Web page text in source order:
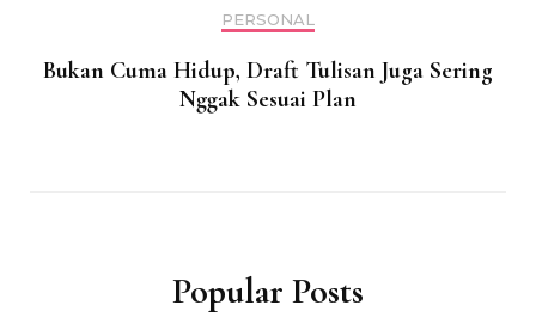
PERSONAL
Bukan Cuma Hidup, Draft Tulisan Juga Sering
Nggak Sesuai Plan
Popular Posts